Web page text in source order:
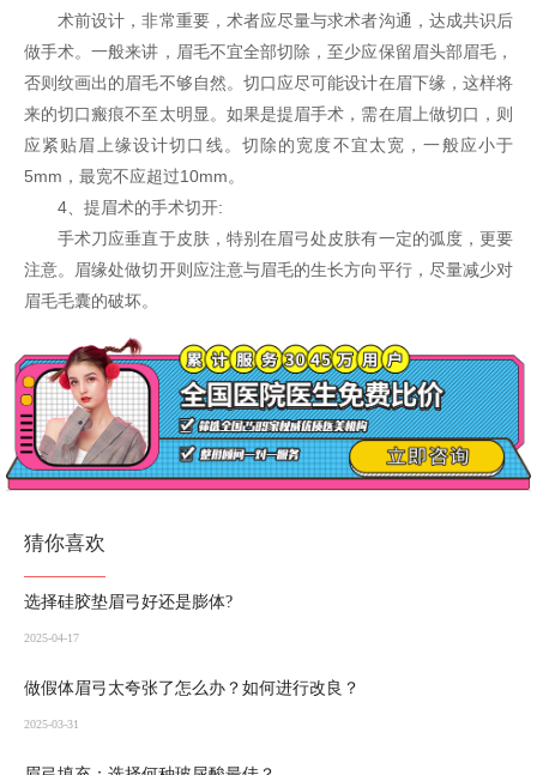
术前设计，非常重要，术者应尽量与求术者沟通，达成共识后
做手术。一般来讲，眉毛不宜全部切除，至少应保留眉头部眉毛，
否则纹画出的眉毛不够自然。切口应尽可能设计在眉下缘，这样将
来的切口瘢痕不至太明显。如果是提眉手术，需在眉上做切口，则
应紧贴眉上缘设计切口线。切除的宽度不宜太宽，一般应小于
5mm，最宽不应超过10mm。
4、提眉术的手术切开:
手术刀应垂直于皮肤，特别在眉弓处皮肤有一定的弧度，更要
注意。眉缘处做切开则应注意与眉毛的生长方向平行，尽量减少对
眉毛毛囊的破坏。
猜你喜欢
选择硅胶垫眉弓好还是膨体?
2025-04-17
做假体眉弓太夸张了怎么办？如何进行改良？
2025-03-31